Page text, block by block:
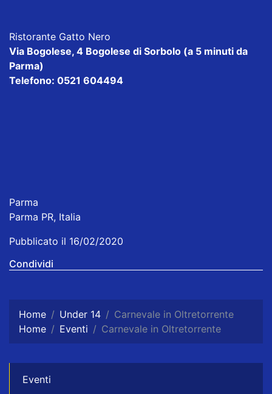
Ristorante Gatto Nero
Via Bogolese, 4 Bogolese di Sorbolo (a 5 minuti da
Parma)
Telefono: 0521 604494
Parma
Parma PR, Italia
Pubblicato il 16/02/2020
Condividi
Home Under 14
Carnevale in Oltretorrente
Home
Eventi Carnevale in Oltretorrente
Eventi